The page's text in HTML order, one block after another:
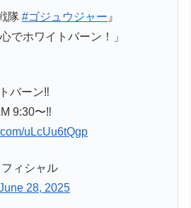
隊#ゴジュウジャー 』
でホワイトバーン！」
バーン‼️
9:30〜‼️
uLcUu6tQgp
ィシャル
28, 2025